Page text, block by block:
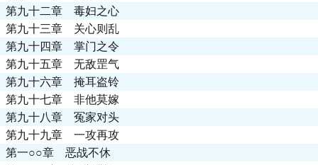
第九十二章 毒妇之心
第九十三章 关心则乱
第九十四章 掌门之令
第九十五章 无敌罡气
第九十六章 掩耳盗铃
第九十七章 非他莫嫁
第九十八章 冤家对头
第九十九章 一攻再攻
第一○○章 恶战不休